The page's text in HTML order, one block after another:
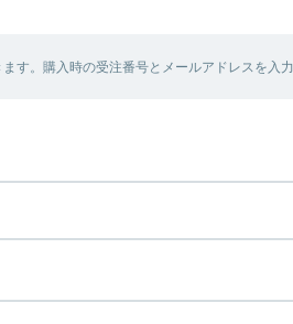
す。購入時の受注番号とメールアドレスを入